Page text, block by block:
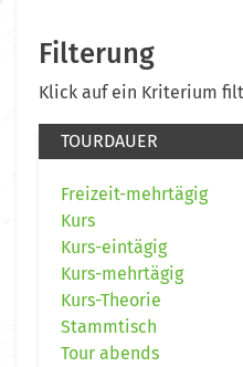
Filterung
Klick auf ein Kriterium
TOURDAUER
Freizeit-mehrtägig
Kurs
Kurs-eintägig
Kurs-mehrtägig
Kurs-Theorie
Stammtisch
Tour abends